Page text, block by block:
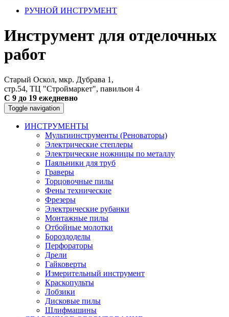
РУЧНОЙ ИНСТРУМЕНТ
Инструмент для отделочных
работ
Старый Оскол, мкр. Дубрава 1,
стр.54, ТЦ "Строймаркет", павильон 4
С 9 до 19 ежедневно
Toggle navigation
ИНСТРУМЕНТЫ
Мультиинструменты (Реноваторы)
Электрические степлеры
Электрические ножницы по металлу
Паяльники для труб
Граверы
Торцовочные пилы
Фены технические
Фрезеры
Электрические рубанки
Монтажные пилы
Отбойные молотки
Бороздоделы
Перфораторы
Дрели
Гайковерты
Измерительный инструмент
Краскопульты
Лобзики
Дисковые пилы
Шлифмашины